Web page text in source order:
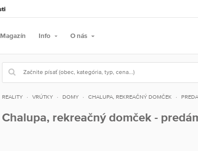
Magazín Info O nás
REALITY VRÚTKY DOMY CHALUPA, REKREAČNÝ DOMČEK
Chalupa, rekreačný domček -